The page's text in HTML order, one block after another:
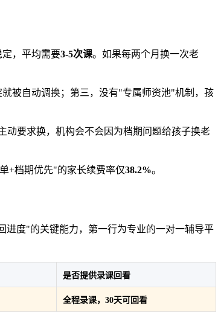
，平均需要3-5次课。如果每两个月换一次老
被自动调换；第三，没有"专属师资池"机制，孩
动要求换，机构会不会因为档期问题给孩子换老
+档期优先"的家长续费率仅38.2%。
进度"的关键能力，第一行为专业的一对一辅导平
是否提供录课回看
全程录课，30天可回看